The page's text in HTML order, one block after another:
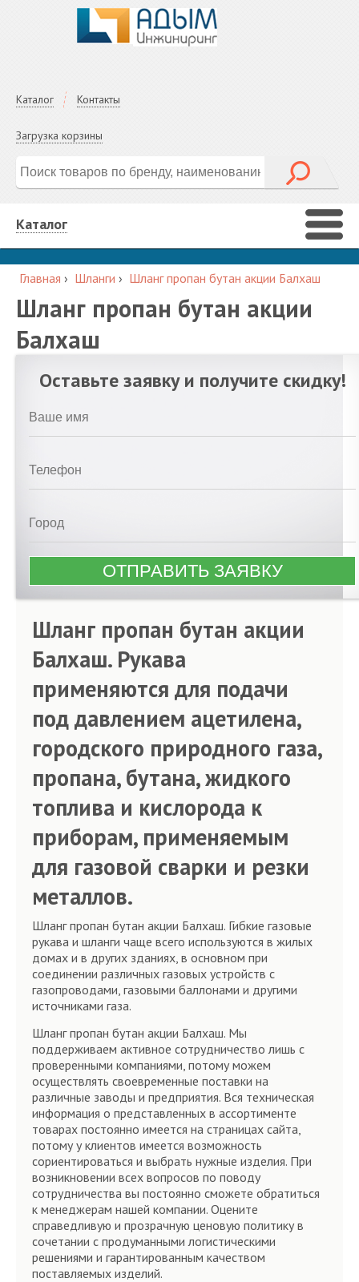
Каталог Контакты
Загрузка корзины
Каталог
Главная › Шланги › Шланг пропан бутан акции Балхаш
Шланг пропан бутан акции
Балхаш
Оставьте заявку и получите скидку!
Шланг пропан бутан акции
Балхаш. Рукава
применяются для подачи
под давлением ацетилена,
городского природного газа,
пропана, бутана, жидкого
топлива и кислорода к
приборам, применяемым
для газовой сварки и резки
металлов.
Шланг пропан бутан акции Балхаш. Гибкие газовые
рукава и шланги чаще всего используются в жилых
домах и в других зданиях, в основном при
соединении различных газовых устройств с
газопроводами, газовыми баллонами и другими
источниками газа.
Шланг пропан бутан акции Балхаш. Мы
поддерживаем активное сотрудничество лишь с
проверенными компаниями, потому можем
осуществлять своевременные поставки на
различные заводы и предприятия. Вся техническая
информация о представленных в ассортименте
товарах постоянно имеется на страницах сайта,
потому у клиентов имеется возможность
сориентироваться и выбрать нужные изделия. При
возникновении всех вопросов по поводу
сотрудничества вы постоянно сможете обратиться
к менеджерам нашей компании. Оцените
справедливую и прозрачную ценовую политику в
сочетании с продуманными логистическими
решениями и гарантированным качеством
поставляемых изделий.